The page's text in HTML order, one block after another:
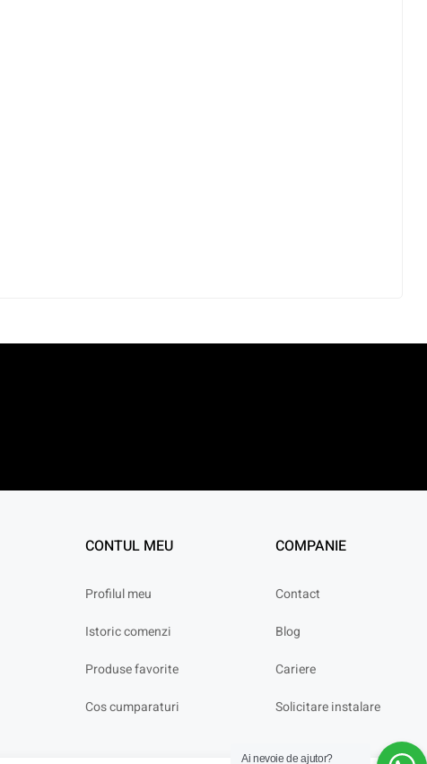
CONTUL MEU
Profilul meu
Istoric comenzi
Produse favorite
Cos cumparaturi
COMPANIE
Contact
Blog
Cariere
Solicitare instalare
Ai nevoie de ajutor?